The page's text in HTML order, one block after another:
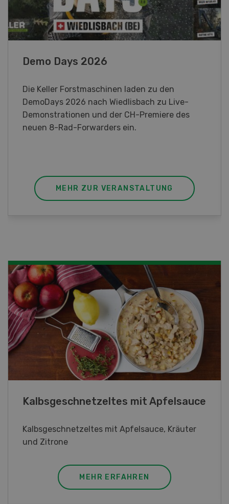
Paysannes, on vous aime !
Eine immersive Ausstellung, die den Frauen in
der Landwirtschaft der Westschweiz gewidmet
ist.
MEHR ZUR VERANSTALTUNG
Lupinentätschli
Lupinentätschli mit Lauch, Randen und
Kräuter
MEHR ERFAHREN